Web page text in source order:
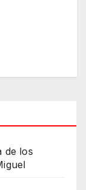
de los